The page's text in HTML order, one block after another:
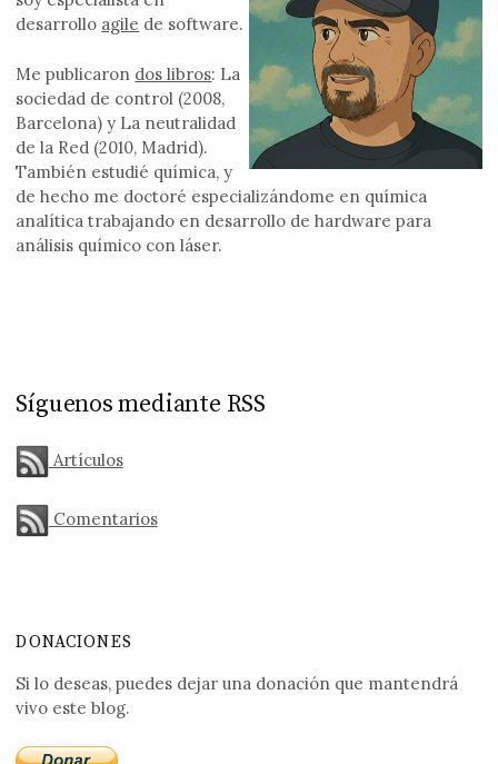
desarrollo agile de software.
Me publicaron dos libros: La
sociedad de control (2008,
Barcelona) y La neutralidad
de la Red (2010, Madrid).
También estudié química, y
de hecho me doctoré especializándome en química
analítica trabajando en desarrollo de hardware para
análisis químico con láser.
Síguenos mediante RSS
Artículos
Comentarios
DONACIONES
Si lo deseas, puedes dejar una donación que mantendrá
vivo este blog.